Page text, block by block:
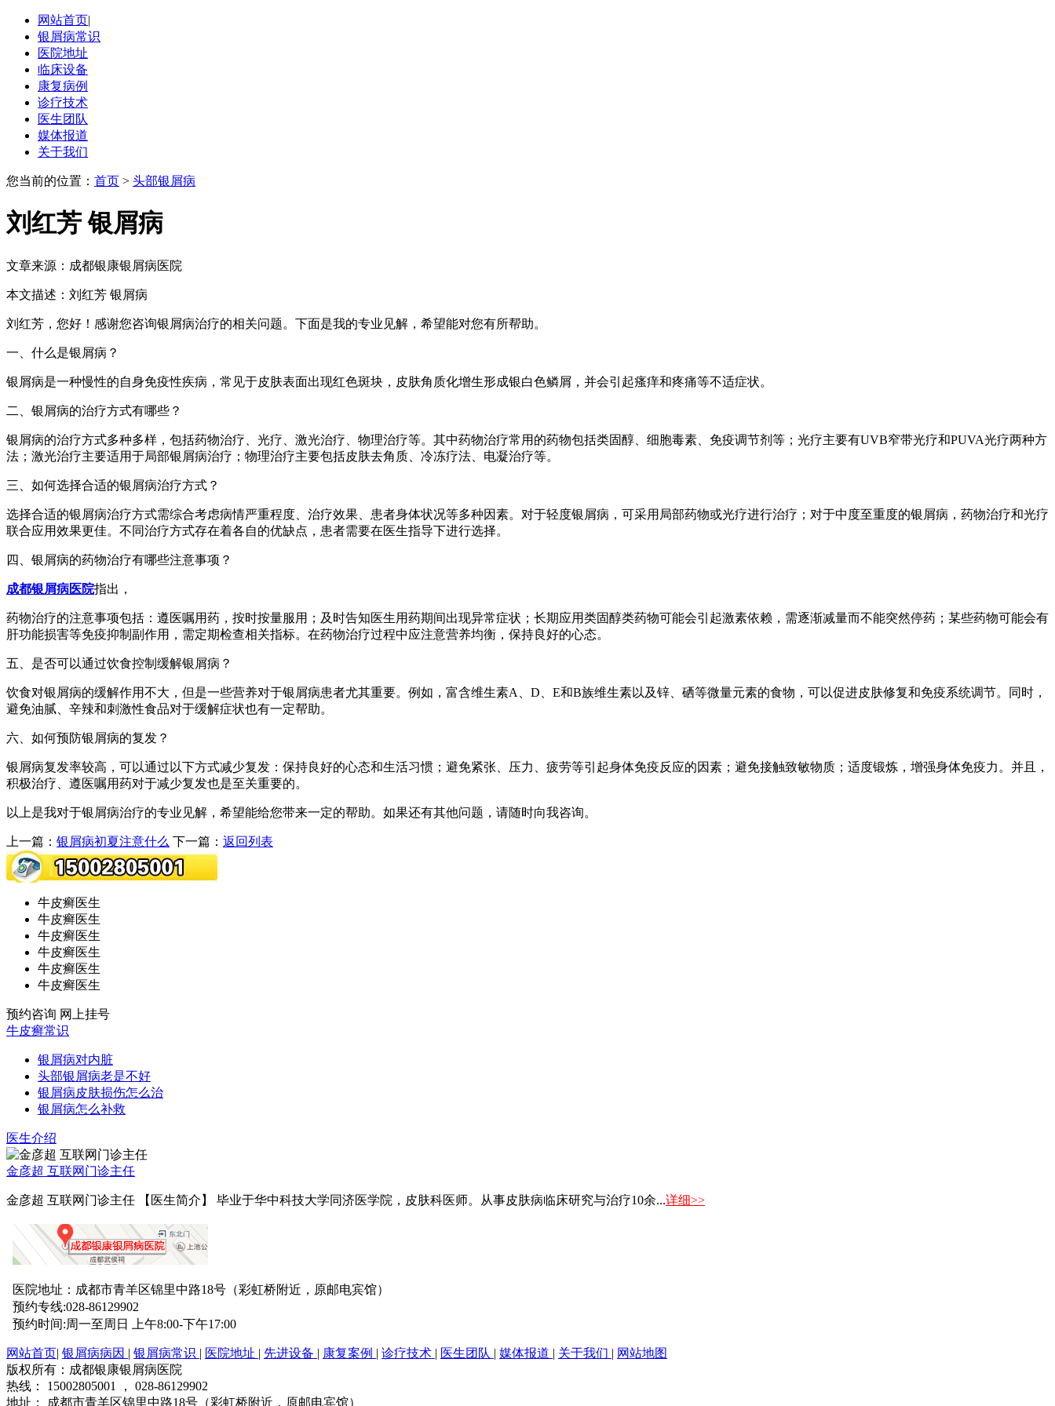
网站首页|
银屑病常识
医院地址
临床设备
康复病例
诊疗技术
医生团队
媒体报道
关于我们
您当前的位置： 首页 > 头部银屑病
刘红芳 银屑病
文章来源：成都银康银屑病医院
本文描述：刘红芳 银屑病
刘红芳，您好！感谢您咨询银屑病治疗的相关问题。下面是我的专业见解，希望能对您有所帮助。
一、什么是银屑病？
银屑病是一种慢性的自身免疫性疾病，常见于皮肤表面出现红色斑块，皮肤角质化增生形成银白色鳞屑，并会引起瘙痒和疼痛等不适症状。
二、银屑病的治疗方式有哪些？
银屑病的治疗方式多种多样，包括药物治疗、光疗、激光治疗、物理治疗等。其中药物治疗常用的药物包括类固醇、细胞毒素、免疫调节剂等；光疗主要有UVB窄带光疗和PUVA光疗两种方
法；激光治疗主要适用于局部银屑病治疗；物理治疗主要包括皮肤去角质、冷冻疗法、电凝治疗等。
三、如何选择合适的银屑病治疗方式？
选择合适的银屑病治疗方式需综合考虑病情严重程度、治疗效果、患者身体状况等多种因素。对于轻度银屑病，可采用局部药物或光疗进行治疗；对于中度至重度的银屑病，药物治疗和光疗
联合应用效果更佳。不同治疗方式存在着各自的优缺点，患者需要在医生指导下进行选择。
四、银屑病的药物治疗有哪些注意事项？
成都银屑病医院指出，
药物治疗的注意事项包括：遵医嘱用药，按时按量服用；及时告知医生用药期间出现异常症状；长期应用类固醇类药物可能会引起激素依赖，需逐渐减量而不能突然停药；某些药物可能会有
肝功能损害等免疫抑制副作用，需定期检查相关指标。在药物治疗过程中应注意营养均衡，保持良好的心态。
五、是否可以通过饮食控制缓解银屑病？
饮食对银屑病的缓解作用不大，但是一些营养对于银屑病患者尤其重要。例如，富含维生素A、D、E和B族维生素以及锌、硒等微量元素的食物，可以促进皮肤修复和免疫系统调节。同时，
避免油腻、辛辣和刺激性食品对于缓解症状也有一定帮助。
六、如何预防银屑病的复发？
银屑病复发率较高，可以通过以下方式减少复发：保持良好的心态和生活习惯；避免紧张、压力、疲劳等引起身体免疫反应的因素；避免接触致敏物质；适度锻炼，增强身体免疫力。并且，
积极治疗、遵医嘱用药对于减少复发也是至关重要的。
以上是我对于银屑病治疗的专业见解，希望能给您带来一定的帮助。如果还有其他问题，请随时向我咨询。
上一篇： 银屑病初夏注意什么 下一篇： 返回列表
牛皮癣医生
牛皮癣医生
牛皮癣医生
牛皮癣医生
牛皮癣医生
牛皮癣医生
预约咨询 网上挂号
牛皮癣常识
银屑病对内脏
头部银屑病老是不好
银屑病皮肤损伤怎么治
银屑病怎么补救
医生介绍
金彦超 互联网门诊主任
金彦超 互联网门诊主任 【医生简介】 毕业于华中科技大学同济医学院，皮肤科医师。从事皮肤病临床研究与治疗10余...详细>>
医院地址：成都市青羊区锦里中路18号（彩虹桥附近，原邮电宾馆）
预约专线:028-86129902
预约时间:周一至周日 上午8:00-下午17:00
网站首页| 银屑病病因 | 银屑病常识 | 医院地址 | 先进设备 | 康复案例 | 诊疗技术 | 医生团队 | 媒体报道 | 关于我们 | 网站地图
版权所有：成都银康银屑病医院
热线： 15002805001 ， 028-86129902
地址： 成都市青羊区锦里中路18号（彩虹桥附近，原邮电宾馆）